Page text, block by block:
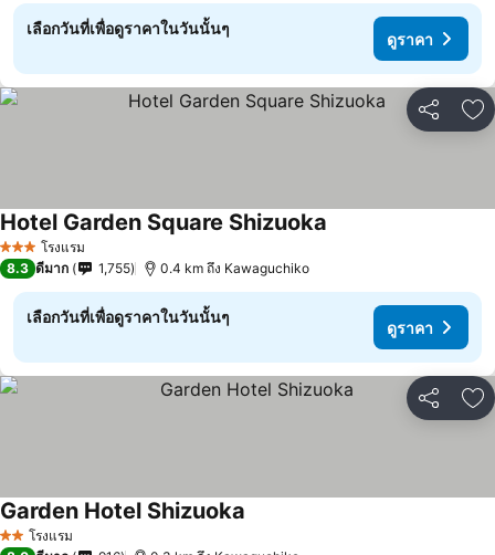
เลือกวันที่เพื่อดูราคาในวันนั้นๆ
ดูราคา
แชร์ เ
3 ดาว โรงแรม
Hotel Garden Square Shizuoka
8.3 ดีมาก 1,755 0.4 km ถึง Kawaguchiko
เลือกวันที่เพื่อดูราคาในวันนั้นๆ
ดูราคา
แชร์ เ
2 ดาวโรงแรม
Garden Hotel Shizuoka